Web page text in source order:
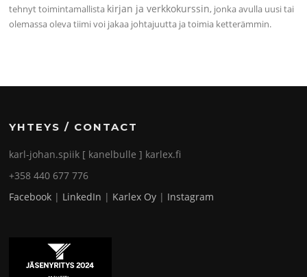
tehnyt toimintamallista kirjan ja verkkokurssin, jonka avulla uusi tai
olemassa oleva tiimi voi jakaa johtajuutta ja toimia ketterämmin.
YHTEYS / CONTACT
karl-johan.spiik [ kanelbulle ] karlex.fi
+358 440 677 776
Facebook | LinkedIn | Karlex Oy | Instagram